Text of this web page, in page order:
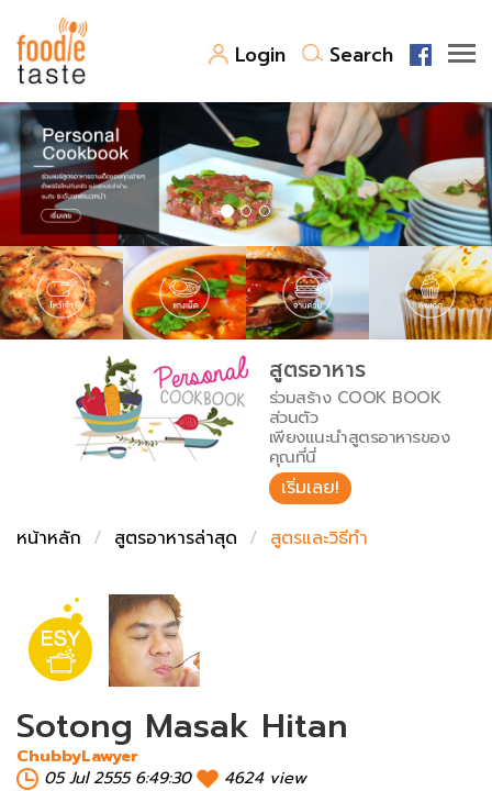
Login Search
สูตรอาหาร
สูตรอาหารล่าสุด
Top Foodie
พาไปชิม
สารพันก้นครัว
เคล็ดลับน่ารู้
เปรียบเทียบหน่วยการตวง
เปรียบเทียบอุณหภูมิ
เปรียบเทียบน้ำหนักวัตถุดิบ
FoodPedia
สร้าง Cookbook
สูตรอาหาร
ร่วมสร้าง COOK BOOK
ส่วนตัว
เพียงแนะนำสูตรอาหารของ
คุณที่นี่
เริ่มเลย!
หน้าหลัก
สูตรอาหารล่าสุด สูตรและวิธีทำ
Sotong Masak Hitan
ChubbyLawyer
05 Jul 2555 6:49:30
4624 view